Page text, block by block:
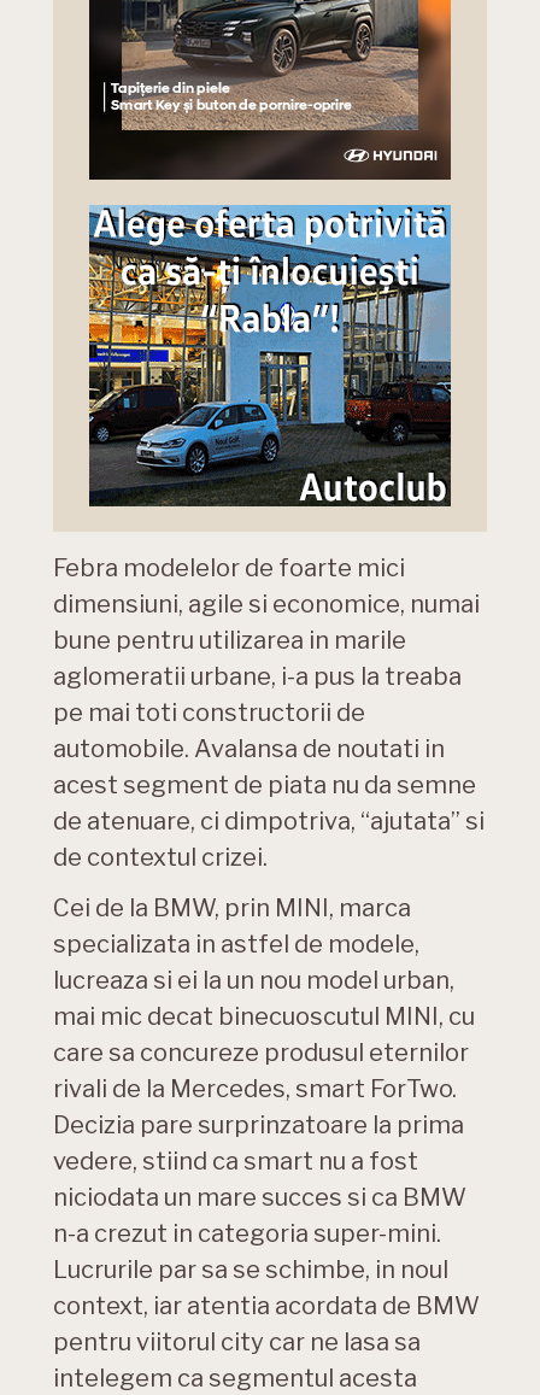
Febra modelelor de foarte mici
dimensiuni, agile si economice, numai
bune pentru utilizarea in marile
aglomeratii urbane, i-a pus la treaba
pe mai toti constructorii de
automobile. Avalansa de noutati in
acest segment de piata nu da semne
de atenuare, ci dimpotriva, “ajutata” si
de contextul crizei.
Cei de la BMW, prin MINI, marca
specializata in astfel de modele,
lucreaza si ei la un nou model urban,
mai mic decat binecuoscutul MINI, cu
care sa concureze produsul eternilor
rivali de la Mercedes, smart ForTwo.
Decizia pare surprinzatoare la prima
vedere, stiind ca smart nu a fost
niciodata un mare succes si ca BMW
n-a crezut in categoria super-mini.
Lucrurile par sa se schimbe, in noul
context, iar atentia acordata de BMW
pentru viitorul city car ne lasa sa
intelegem ca segmentul acesta